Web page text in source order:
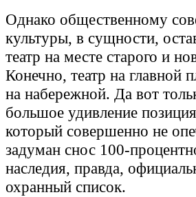
Однако общественному
культуры, в сущности,
театр на месте старого и
Конечно, театр на
на набережной. Да вот
большое удивление
который совершенно не
задуман снос 100-
наследия, правда,
охранный список.